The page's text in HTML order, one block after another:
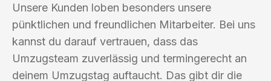
Unsere Kunden loben besonders unsere
pünktlichen und freundlichen Mitarbeiter. Bei uns
kannst du darauf vertrauen, dass das
Umzugsteam zuverlässig und termingerecht an
deinem Umzugstag auftaucht. Das gibt dir die